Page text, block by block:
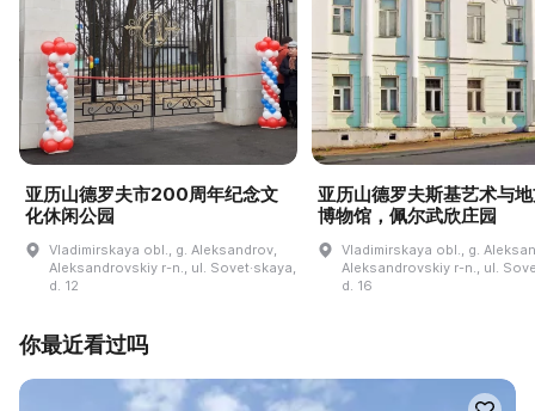
亚历山德罗夫市200周年纪念文
化休闲公园
Vladimirskaya obl., g. Aleksandrov,
Aleksandrovskiy r-n., ul. Sovet·skaya,
d. 12
亚历山德罗夫斯基艺术与
博物馆，佩尔武欣庄园
Vladimirskaya obl., g.
Aleksandrovskiy r-n., ul.
d. 16
你最近看过吗